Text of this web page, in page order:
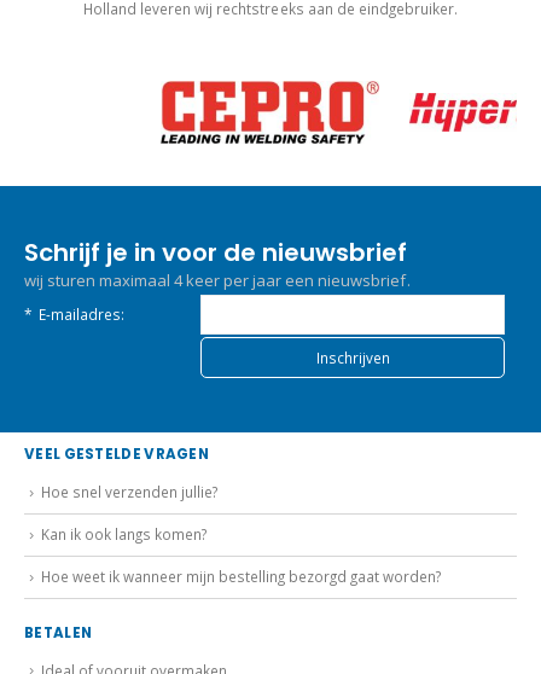
Holland leveren wij rechtstreeks aan de eindgebruiker.
Schrijf je in voor de nieuwsbrief
wij sturen maximaal 4 keer per jaar een nieuwsbrief.
* E-mailadres:
VEEL GESTELDE VRAGEN
Hoe snel verzenden jullie?
Kan ik ook langs komen?
Hoe weet ik wanneer mijn bestelling bezorgd gaat worden?
BETALEN
Ideal of vooruit overmaken